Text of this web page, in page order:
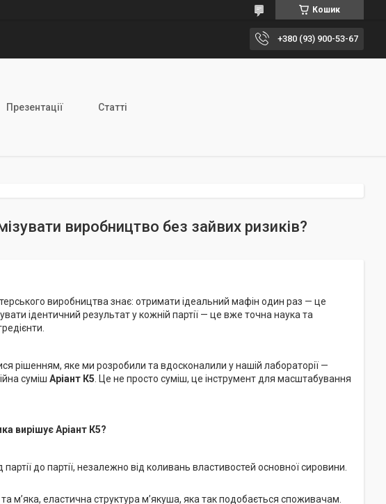
Кошик
+380 (93) 900-53-67
Презентації Статті
виробництво без зайвих ризиків?
виробництва знає: отримати ідеальний мафін один раз — це
ідентичний результат у кожній партії — це вже точна наука та
рішенням, яке ми розробили та вдосконалили у нашій лабораторії —
суміш Аріант К5 . Це не просто суміш, це інструмент для масштабування
вирішує Аріант К5?
партії до партії, незалежно від коливань властивостей основної сировини.
та м’яка, еластична структура м’якуша, яка так подобається споживачам.